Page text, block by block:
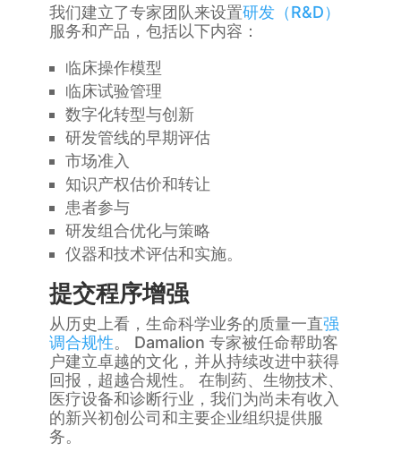
我们建立了专家团队来设置研发（R&D）
服务和产品，包括以下内容：
临床操作模型
临床试验管理
数字化转型与创新
研发管线的早期评估
市场准入
知识产权估价和转让
患者参与
研发组合优化与策略
仪器和技术评估和实施。
提交程序增强
从历史上看，生命科学业务的质量一直强
调合规性。 Damalion 专家被任命帮助客
户建立卓越的文化，并从持续改进中获得
回报，超越合规性。 在制药、生物技术、
医疗设备和诊断行业，我们为尚未有收入
的新兴初创公司和主要企业组织提供服
务。